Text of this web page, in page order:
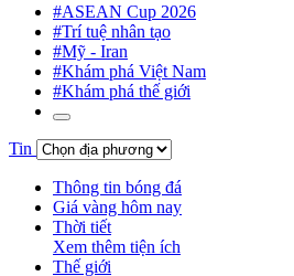
#ASEAN Cup 2026
#Trí tuệ nhân tạo
#Mỹ - Iran
#Khám phá Việt Nam
#Khám phá thế giới
Tin
Thông tin bóng đá
Giá vàng hôm nay
Thời tiết
Xem thêm tiện ích
Thế giới